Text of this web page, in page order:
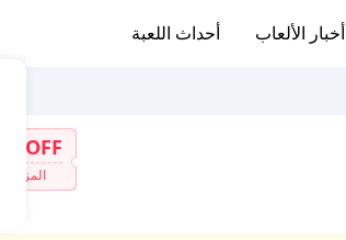
أخبار الألعاب أحداث اللعبة
7%OFF
المزيد